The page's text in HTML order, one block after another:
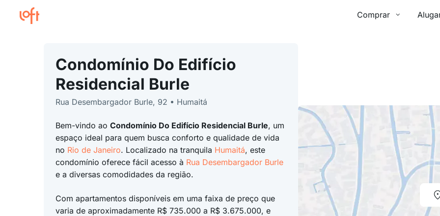
Comprar
Condomínio Do Edifício
Residencial Burle
Rua Desembargador Burle, 92 • Humaitá
Bem-vindo ao Condomínio Do Edifício Residencial Burle, um
espaço ideal para quem busca conforto e qualidade de vida
no Rio de Janeiro. Localizado na tranquila Humaitá, este
condomínio oferece fácil acesso à Rua Desembargador Burle
e a diversas comodidades da região.
Com apartamentos disponíveis em uma faixa de preço que
varia de aproximadamente R$ 735.000 a R$ 3.675.000, e